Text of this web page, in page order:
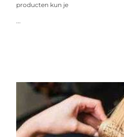
producten kun je
...